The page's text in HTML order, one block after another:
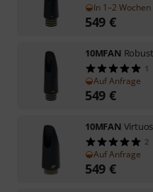
In 1–2
549 €
10MFAN
1
Auf Anfrage
549 €
10MFAN
2
Auf Anfrage
549 €